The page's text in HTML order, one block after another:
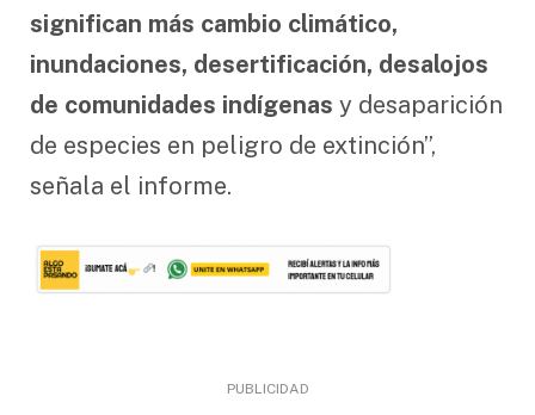
significan más cambio climático,
inundaciones, desertificación, desalojos
de comunidades indígenas y desaparición
de especies en peligro de extinción”,
señala el informe.
PUBLICIDAD